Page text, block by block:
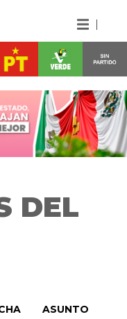
DEL
ASUNTO